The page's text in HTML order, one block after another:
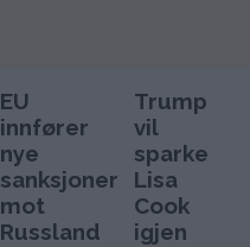
EU
innfører
nye
sanksjoner
mot
Russland
Trump
vil
sparke
Lisa
Cook
igjen